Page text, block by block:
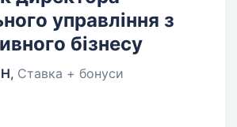
управління з
бізнесу
, Ставка + бонуси